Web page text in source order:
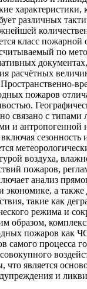
характеристики,
различных
класс пожарной
по
расчётных
пожаров
связано с типами
и антропогенной
сезонность
воздуха,
пожаров,
анализ
экономике, а также
такие как
режима и
образом,
пожаров как
самого процесса
является
и